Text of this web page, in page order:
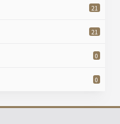
21
21
0
0